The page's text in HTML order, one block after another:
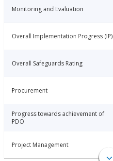
Monitoring and Evaluation
Overall Implementation Progress (IP)
Overall Safeguards Rating
Procurement
Progress towards achievement of
PDO
Project Management